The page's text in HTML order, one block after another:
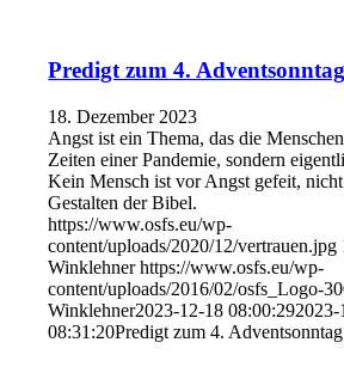
Predigt zum 4.
18. Dezember 2023
Angst ist ein Thema, das die
Zeiten einer Pandemie, sondern
Kein Mensch ist vor Angst gefeit,
Gestalten der Bibel.
https://www.osfs.eu/wp-
content/uploads/2020/12/vertrauen.jpg
Winklehner https://www.osfs.eu/wp-
content/uploads/2016/02/osfs_Logo-
Winklehner2023-12-18 08:00:292023-
08:31:20Predigt zum 4.